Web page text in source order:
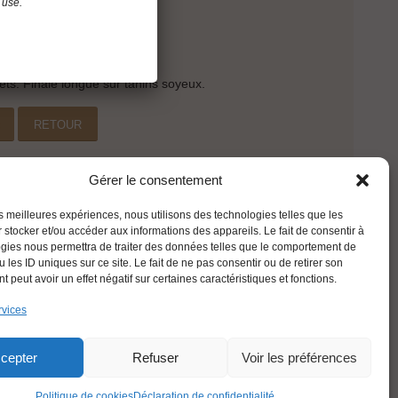
Gérer le consentement
meilleures expériences, nous utilisons des technologies telles que les
stocker et/ou accéder aux informations des appareils. Le fait de consentir à
nous permettra de traiter des données telles que le comportement de
les ID uniques sur ce site. Le fait de ne pas consentir ou de retirer son
peut avoir un effet négatif sur certaines caractéristiques et fonctions.
Refuser Voir les préférences
Finale longue sur tanins soyeux.
RETOUR